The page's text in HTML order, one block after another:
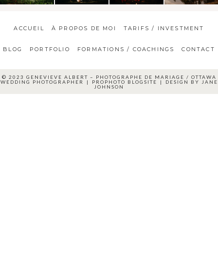
ACCUEIL À PROPOS DE MOI TARIFS / INVESTMENT
BLOG PORTFOLIO FORMATIONS / COACHINGS CONTACT
© 2023 GENEVIEVE ALBERT – PHOTOGRAPHE DE MARIAGE / OTTAWA
WEDDING PHOTOGRAPHER
| PROPHOTO BLOGSITE | DESIGN BY
JANE
JOHNSON